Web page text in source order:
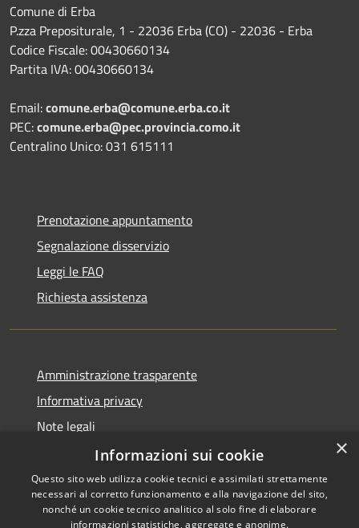
Comune di Erba
P.zza Prepositurale, 1 - 22036 Erba (CO) - 22036 - Erba
Codice Fiscale: 00430660134
Partita IVA: 00430660134
Email:comune.erba@comune.erba.co.it
PEC:comune.erba@pec.provincia.como.it
Centralino Unico: 031 615111
Prenotazione appuntamento
Segnalazione disservizio
Leggi le FAQ
Richiesta assistenza
Amministrazione trasparente
Informativa privacy
Note legali
Dichiarazione di accessibilità
×
Informazioni sui cookie
Questo sito web utilizza cookie tecnici e assimilati strettamente
necessari al corretto funzionamento e alla navigazione del sito,
nonché un cookie tecnico analitico al solo fine di elaborare
informazioni statistiche, aggregate e anonime.